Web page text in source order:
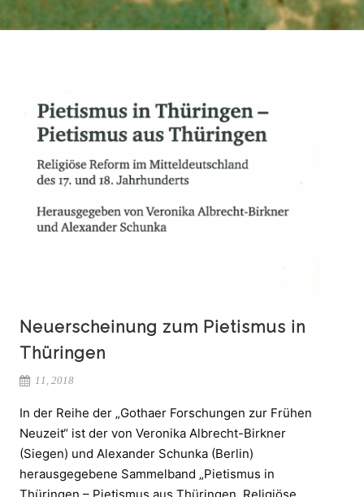
Neuerscheinung zum Pietismus in
Thüringen
11, 2018
In der Reihe der „Gothaer Forschungen zur Frühen
Neuzeit“ ist der von Veronika Albrecht-Birkner
(Siegen) und Alexander Schunka (Berlin)
herausgegebene Sammelband „Pietismus in